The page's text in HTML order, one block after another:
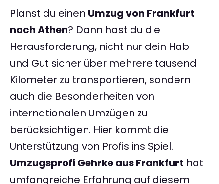
Planst du einen Umzug von Frankfurt
nach Athen? Dann hast du die
Herausforderung, nicht nur dein Hab
und Gut sicher über mehrere tausend
Kilometer zu transportieren, sondern
auch die Besonderheiten von
internationalen Umzügen zu
berücksichtigen. Hier kommt die
Unterstützung von Profis ins Spiel.
Umzugsprofi Gehrke aus Frankfurt hat
umfangreiche Erfahrung auf diesem